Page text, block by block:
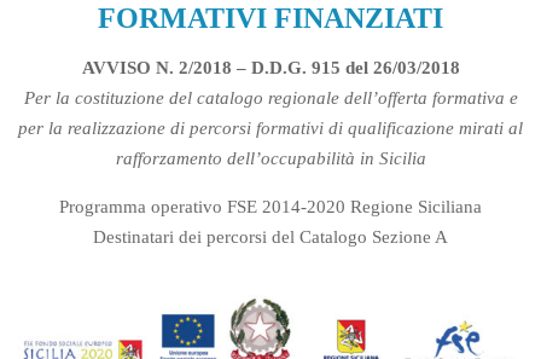
FORMATIVI FINANZIATI
AVVISO N. 2/2018 – D.D.G. 915 del 26/03/2018
Per la costituzione del catalogo regionale dell’offerta formativa e
per la realizzazione di percorsi formativi di qualificazione mirati al
rafforzamento dell’occupabilità in Sicilia
Programma operativo FSE 2014-2020 Regione Siciliana
Destinatari dei percorsi del Catalogo Sezione A